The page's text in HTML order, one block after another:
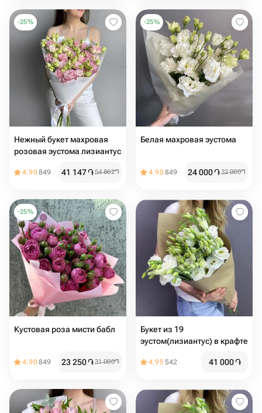
-25%
Нежный букет махровая
розовая эустома лизиантус
4.90849 41 147֏54 862֏
-25%
Белая махровая эустома
4.90849 24 000֏32 000֏
-25%
Кустовая роза мисти бабл
4.90849 23 250֏31 000֏
Букет из 19
эустом(лизиантус) в крафте
4.95542 41 000֏